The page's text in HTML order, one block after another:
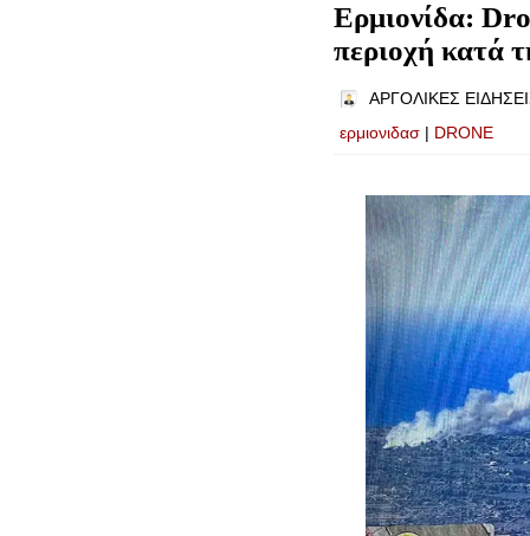
Ερμιονίδα:
περιοχή κατά
ΑΡΓΟΛΙΚΕΣ
ερμιονιδασ
DRONE